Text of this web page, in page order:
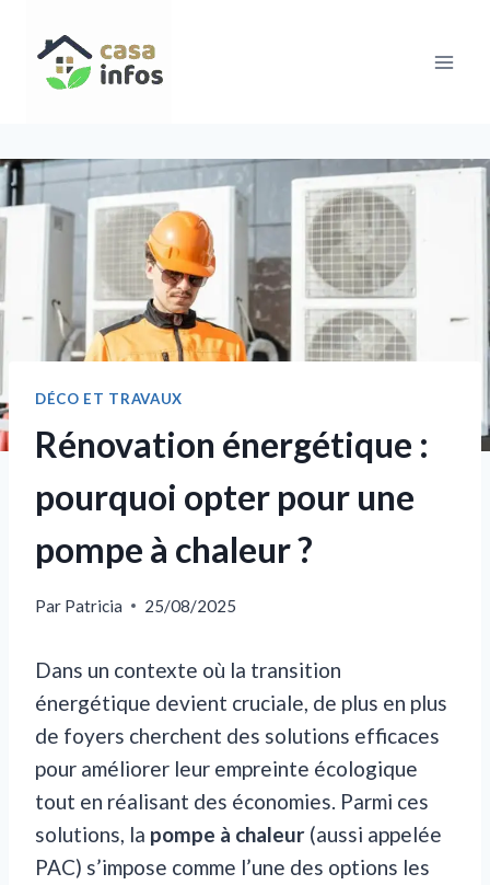
contenu
DÉCO ET TRAVAUX
Rénovation énergétique :
pourquoi opter pour une
pompe à chaleur ?
Par Patricia 25/08/2025
Dans un contexte où la transition
énergétique devient cruciale, de plus en plus
de foyers cherchent des solutions efficaces
pour améliorer leur empreinte écologique
tout en réalisant des économies. Parmi ces
solutions, la pompe à chaleur (aussi appelée
PAC) s’impose comme l’une des options les